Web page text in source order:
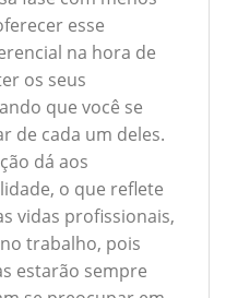
esse
na hora de
os seus
que você se
de cada um deles.
dá aos
o que reflete
vidas profissionais,
trabalho, pois
estarão sempre